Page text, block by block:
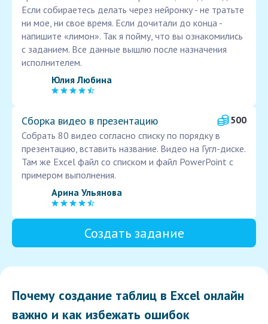
Если собираетесь делать через нейронку - не тратьте
ни мое, ни свое время. Если дочитали до конца -
напишите «лимон». Так я пойму, что вы ознакомились
с заданием. Все данные вышлю после назначения
исполнителем.
Юлия Любина
Сборка видео в презентацию
500
Собрать 80 видео согласно списку по порядку в
презентацию, вставить название. Видео на Гугл-диске.
Там же Excel файл со списком и файл PowerPoint с
примером выполнения.
Арина Ульянова
Создать задание
Почему создание таблиц в Excel онлайн
важно и как избежать ошибок